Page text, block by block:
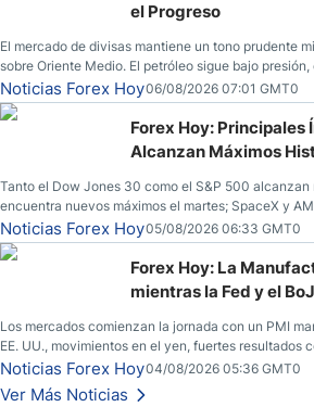
el Progreso
El mercado de divisas mantiene un tono prudente
sobre Oriente Medio. El petróleo sigue bajo
y los operadores esperan nuevas referencias
Unidos.
Noticias Forex Hoy06/08/2026 07:01 GMT0
Forex Hoy: Principales
Alcanzan Máximos
Tanto el Dow Jones 30 como el S&P 500 alcanzan
encuentra nuevos máximos el martes; SpaceX y
llamadas de ganancias; el petróleo crudo cae por
esperanzas; el dólar estadounidense continúa
yen; el peso mexicano ve un repunte a medida que
Noticias Forex Hoy05/08/2026 06:33 GMT0
Forex Hoy: La
mientras la Fed y el
Los mercados comienzan la jornada con un PMI
EE. UU., movimientos en el yen, fuertes resultados
seguridad en Bitcoin y nuevas señales desde el
Noticias Forex Hoy04/08/2026 05:36 GMT0
Ver Más Noticias